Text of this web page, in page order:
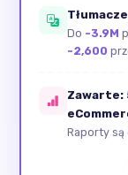
Do ~3.9M
~2,600
Zawarte:
Raporty są